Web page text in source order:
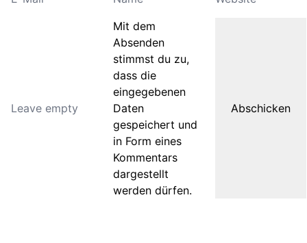
Mit dem
Absenden
stimmst du zu,
dass die
eingegebenen
Daten
gespeichert und
in Form eines
Kommentars
dargestellt
werden dürfen.